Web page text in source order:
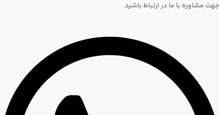
جهت مشاوره با ما در ارتباط باشید